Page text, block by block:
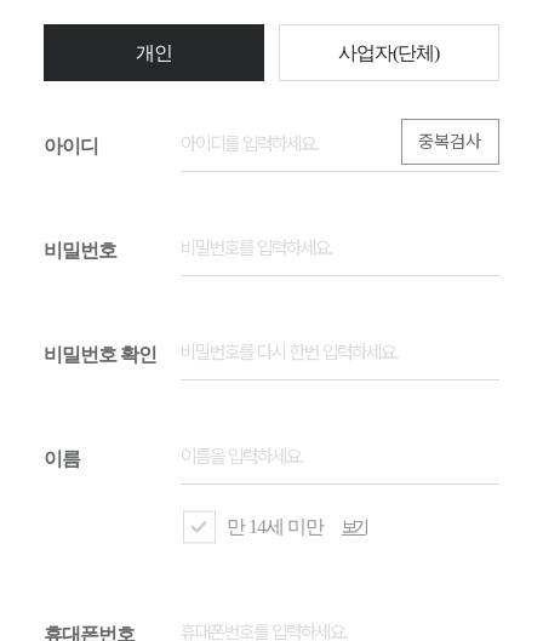
개인 사업자(단체)
아이디 중복검사
비밀번호
비밀번호 확인
이름
만 14세 미만 보기
휴대폰번호